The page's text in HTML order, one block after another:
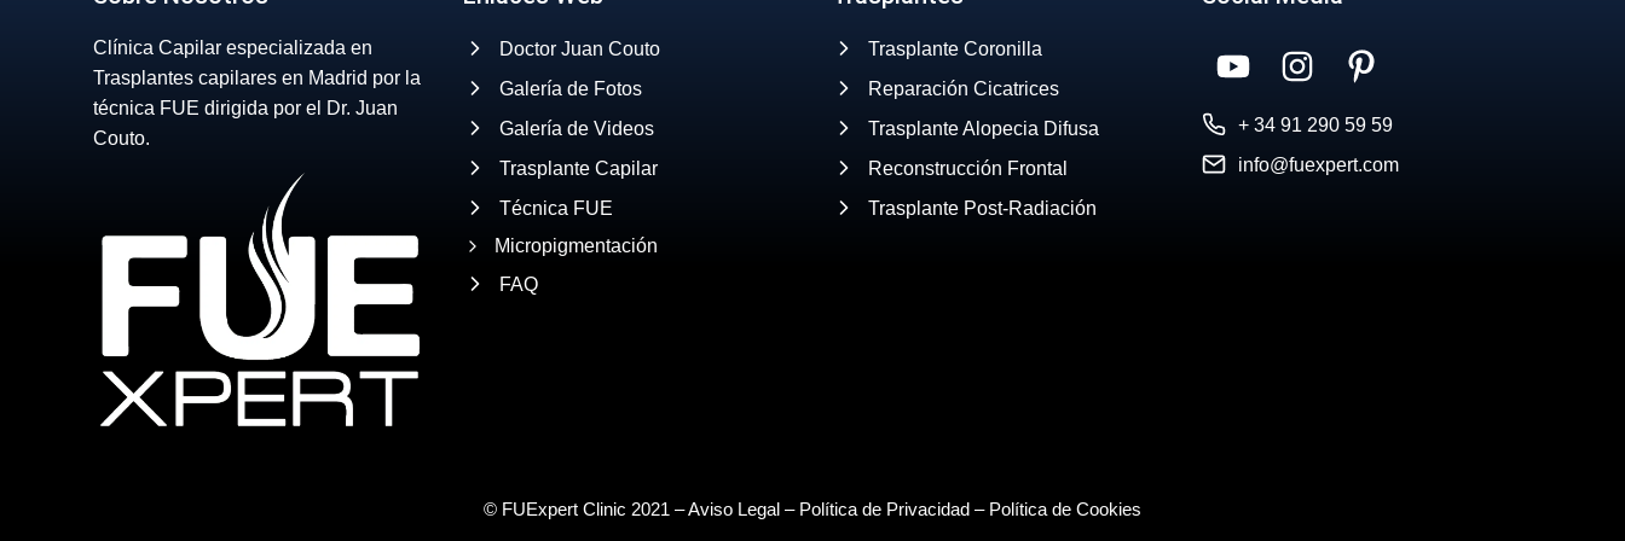
Clínica Capilar especializada en
Trasplantes capilares en Madrid por la
técnica FUE dirigida por el Dr. Juan
Couto.
Doctor Juan Couto
Galería de Fotos
Galería de Videos
Trasplante Capilar
Técnica FUE
Micropigmentación
FAQ
Trasplante Coronilla
Reparación Cicatrices
Trasplante Alopecia Difusa
Reconstrucción Frontal
Trasplante Post-Radiación
+ 34 91 290 59 59
info@fuexpert.com
© FUExpert Clinic 2021 –Aviso Legal – Política de Privacidad – Política de Cookies